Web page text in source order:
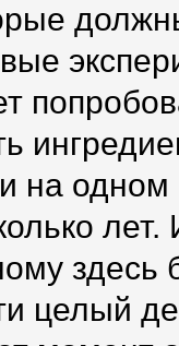
на одном
здесь
целый